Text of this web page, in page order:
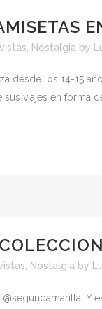
Nostalgia by
desde los 14-15
viajes en forma
, Nostalgia by